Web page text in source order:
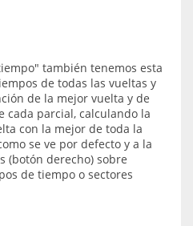
también tenemos esta
de todas las vueltas y
de la mejor vuelta y de
cada parcial, calculando la
con la mejor de toda la
se ve por defecto y a la
(botón derecho) sobre
de tiempo o sectores